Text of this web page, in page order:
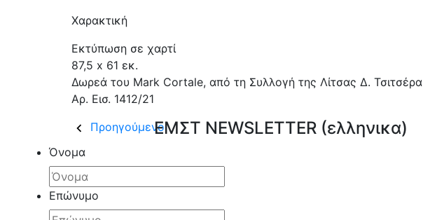
Χαρακτική
Εκτύπωση σε χαρτί
87,5 x 61 εκ.
Δωρεά του Mark Cortale, από τη Συλλογή της Λίτσας Δ. Τσιτσέρα
Αρ. Εισ. 1412/21
ΠροηγούμενοΕΜΣΤ NEWSLETTER (ελληνικα)
Όνομα
Επώνυμο